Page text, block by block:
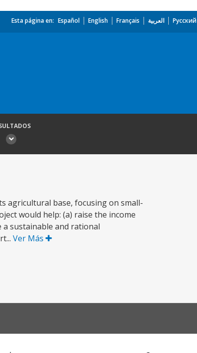
Esta página en: Español English Français العربية Русский
agricultural base, focusing on small-
would help: (a) raise the income
sustainable and rational
Ver Más